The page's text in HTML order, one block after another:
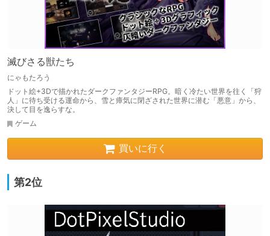
滅びさる獣たち
にゃもたろう
ドット絵+3Dで描かれたダークファンタジーRPG。暗く冷たい世界を往く「狩
人」に待ち受ける運命から、雪と瘴気に閉ざされた世界に潜む「悪意」から、
決して目を逸らすな。
ゲーム
買いに行く
第2位